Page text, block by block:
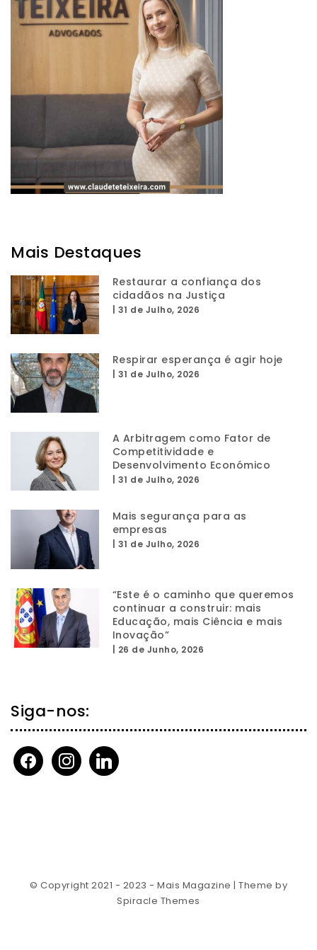
Mais Destaques
Restaurar a confiança dos
cidadãos na Justiça
31 de Julho, 2026
Respirar esperança é agir hoje
31 de Julho, 2026
A Arbitragem como Fator de
Competitividade e
Desenvolvimento Económico
31 de Julho, 2026
Mais segurança para as
empresas
31 de Julho, 2026
“Este é o caminho que queremos
continuar a construir: mais
Educação, mais Ciência e mais
Inovação”
26 de Junho, 2026
Siga-nos:
facebookinstagramlinkedin
© Copyright 2021 - 2023 - Mais Magazine | Theme by
Spiracle Themes